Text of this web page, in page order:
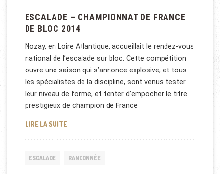
ESCALADE – CHAMPIONNAT DE FRANCE
DE BLOC 2014
Nozay, en Loire Atlantique, accueillait le rendez-vous
national de l’escalade sur bloc. Cette compétition
ouvre une saison qui s’annonce explosive, et tous
les spécialistes de la discipline, sont venus tester
leur niveau de forme, et tenter d’empocher le titre
prestigieux de champion de France.
LIRE LA SUITEESCALADE – CHAMPIONNAT DE FRANCE DE BLOC
ESCALADE RANDONNÉE